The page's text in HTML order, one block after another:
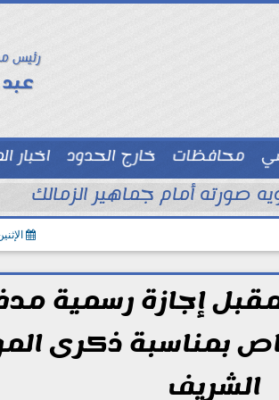
رئيس
عبد
محافظات خارج الحدود اخبار
توك شو
صورته أمام جماهير الزمالك
الإثنين، 1
إجازة رسمية
بمناسبة ذكرى
الشريف